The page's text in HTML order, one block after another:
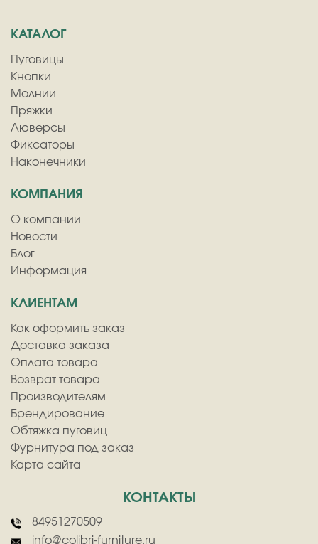
КАТАЛОГ
Пуговицы
Кнопки
Молнии
Пряжки
Люверсы
Фиксаторы
Наконечники
КОМПАНИЯ
О компании
Новости
Блог
Информация
КЛИЕНТАМ
Как оформить заказ
Доставка заказа
Оплата товара
Возврат товара
Производителям
Брендирование
Обтяжка пуговиц
Фурнитура под заказ
Карта сайта
КОНТАКТЫ
84951270509
info@colibri-furniture.ru